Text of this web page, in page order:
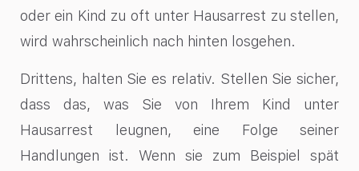
oder ein Kind zu oft unter Hausarrest zu stellen,
wird wahrscheinlich nach hinten losgehen.
Drittens, halten Sie es relativ. Stellen Sie sicher,
dass das, was Sie von Ihrem Kind unter
Hausarrest leugnen, eine Folge seiner
Handlungen ist. Wenn sie zum Beispiel spät